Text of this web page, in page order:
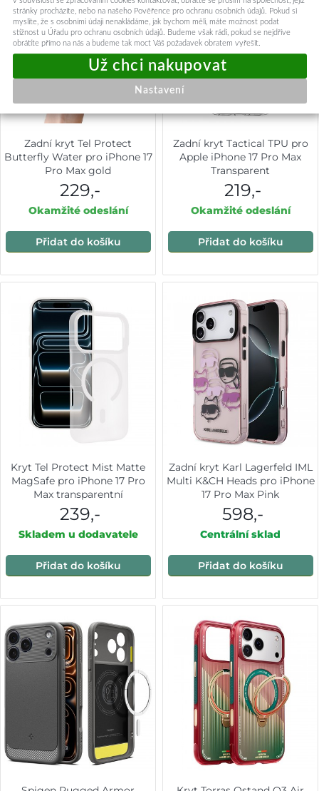
Zadní kryt Tel Protect
Butterfly Water pro iPhone 17
Pro Max gold
229,-
Okamžité odeslání
Přidat do košíku
Zadní kryt Tactical TPU pro
Apple iPhone 17 Pro Max
Transparent
219,-
Okamžité odeslání
Přidat do košíku
Kryt Tel Protect Mist Matte
MagSafe pro iPhone 17 Pro
Max transparentní
239,-
Skladem u dodavatele
Přidat do košíku
Zadní kryt Karl Lagerfeld IML
Multi K&CH Heads pro iPhone
17 Pro Max Pink
598,-
Centrální sklad
Přidat do košíku
stránky procházíte, nebo na našeho Pověřence pro ochranu osobních údajů. Pokud si
myslíte, že s osobními údaji nenakládáme, jak bychom měli, máte možnost podat
stížnost u Úřadu pro ochranu osobních údajů. Budeme však rádi, pokud se nejdříve
obrátíte přímo na nás a budeme tak moct Váš požadavek obratem vyřešit.
Nastavení